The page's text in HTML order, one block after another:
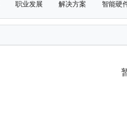
职业发展 解决方案 智能硬